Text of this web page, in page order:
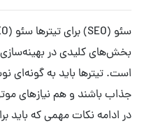
بخش‌های کلیدی در
است. تیترها باید به گونه‌ای
جذاب باشند و هم نیازهای
در ادامه نکات مهمی که باید